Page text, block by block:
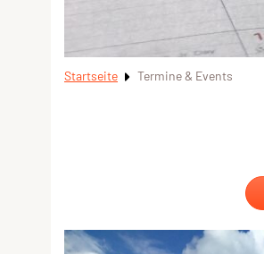
Startseite Termine & Events